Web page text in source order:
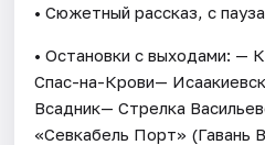
• Сюжетный рассказ, с
• Остановки с выходами: —
Спас-на-Крови—
Всадник— Стрелка
«Севкабель Порт» (Гавань